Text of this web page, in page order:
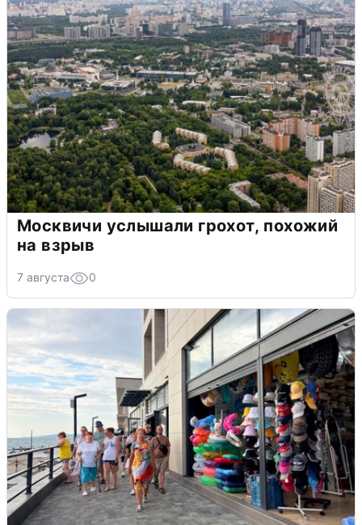
Москвичи услышали грохот, похожий
на взрыв
7 августа 0